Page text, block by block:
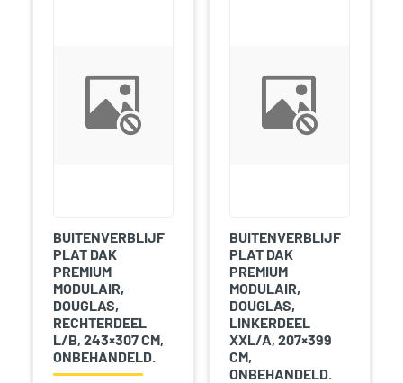
BUITENVERBLIJF
PLAT DAK
PREMIUM
MODULAIR,
DOUGLAS,
RECHTERDEEL
L/B, 243×307 CM,
ONBEHANDELD.
BUITENVERBLIJF
PLAT DAK
PREMIUM
MODULAIR,
DOUGLAS,
LINKERDEEL
XXL/A, 207×399
CM,
ONBEHANDELD.